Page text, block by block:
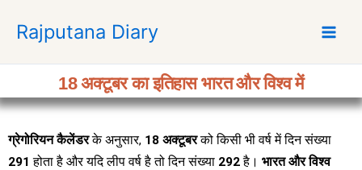
p
o
Rajputana Diary
18 अक्टूबर का इतिहास भारत और विश्व में
ग्रेगोरियन कैलेंडरके अनुसार, 18 अक्टूबरको किसी भी वर्ष में दिन संख्या
291 होता है और यदि लीप वर्ष है तो दिन संख्या 292है। भारत और विश्व